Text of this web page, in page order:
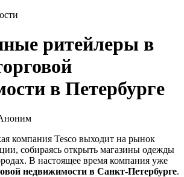
ритейлеры в
в Петербурге
компания Tesco выходит на рынок
собираясь открыть магазины одежды
В настоящее время компания уже
недвижимости в Санкт-Петербурге.